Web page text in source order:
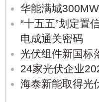
华能满城
“十五五”划定置
电成通关密码
光伏组件新国标
24家光伏企业
海泰新能取得光